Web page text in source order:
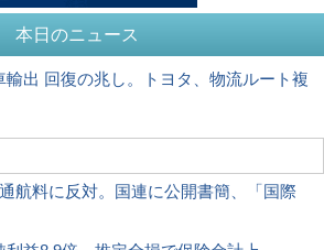
本日のニュース
輸出 回復の兆し。トヨタ、物流ルート複
航料に反対。国連に公開書簡、「国際